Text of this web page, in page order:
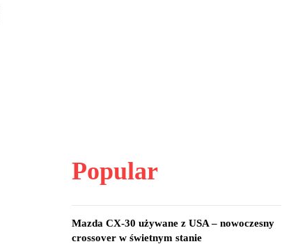
Popular
Mazda CX-30 używane z USA – nowoczesny
crossover w świetnym stanie